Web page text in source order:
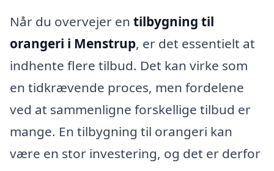
Når du overvejer en tilbygning til
orangeri i Menstrup, er det essentielt at
indhente flere tilbud. Det kan virke som
en tidkrævende proces, men fordelene
ved at sammenligne forskellige tilbud er
mange. En tilbygning til orangeri kan
være en stor investering, og det er derfor